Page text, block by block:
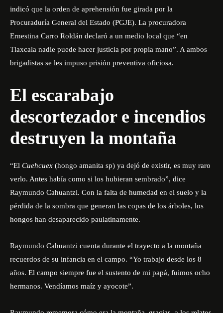
indicó que la orden de aprehensión fue girada por la
Procuraduría General del Estado (PGJE). La procuradora
Ernestina Carro Roldán declaró a un medio local que “en
Tlaxcala nadie puede hacer justicia por propia mano”. A ambos
brigadistas se les impuso prisión preventiva oficiosa.
El escarabajo
descortezador e incendios
destruyen la montaña
“El Cuehcuex (hongo amanita sp) ya dejó de existir, es muy raro
verlo. Antes había como si los hubieran sembrado”, dice
Raymundo Cahuantzi. Con la falta de humedad en el suelo y la
pérdida de la sombra que generan las copas de los árboles, los
hongos han desaparecido paulatinamente.
Raymundo Cahuantzi cuenta durante el trayecto a la montaña
recuerdos de su infancia en el campo. “Yo trabajo desde los 8
años. El campo siempre fue el sustento de mi papá, fuimos ocho
hermanos. Vendíamos maíz y ayocote”.